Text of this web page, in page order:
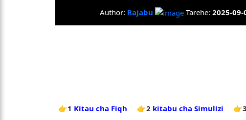
Author: Rajabu Tarehe: 2025-09-
👉1 Kitau cha Fiqh 👉2 kitabu cha Simulizi 👉3